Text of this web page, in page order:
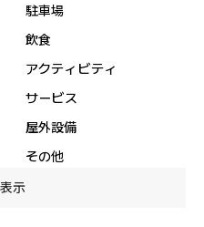
駐車場
飲食
アクティビティ
サービス
屋外設備
その他
示